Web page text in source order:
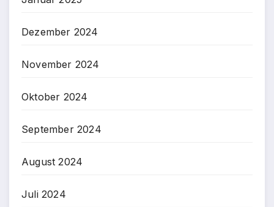
Dezember 2024
November 2024
Oktober 2024
September 2024
August 2024
Juli 2024